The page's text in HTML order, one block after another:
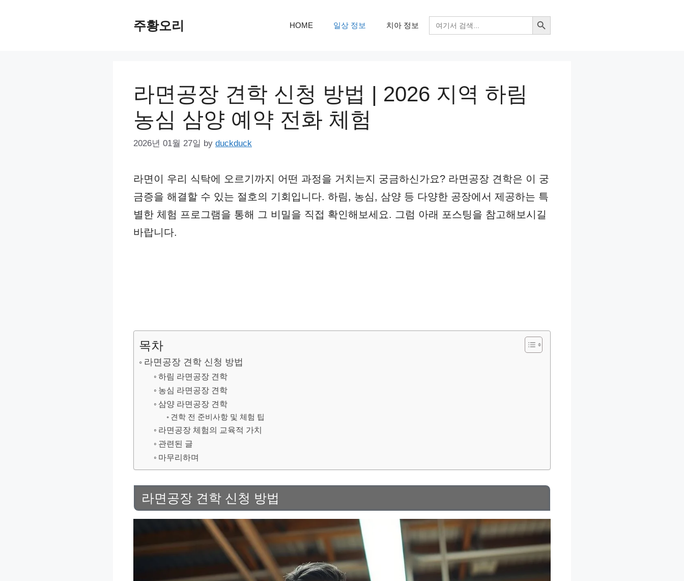
주황오리 HOME 일상 정보 치아 정보
검
색:
검색 버튼
라면공장 견학 신청 방법 | 2026 지역 하림
농심 삼양 예약 전화 체험
2026년 01월 27일 by duckduck
라면이 우리 식탁에 오르기까지 어떤 과정을 거치는지 궁금하신가요? 라면공장 견학은 이 궁
금증을 해결할 수 있는 절호의 기회입니다. 하림, 농심, 삼양 등 다양한 공장에서 제공하는 특
별한 체험 프로그램을 통해 그 비밀을 직접 확인해보세요. 그럼 아래 포스팅을 참고해보시길
바랍니다.
목차
라면공장 견학 신청 방법
하림 라면공장 견학
농심 라면공장 견학
삼양 라면공장 견학
견학 전 준비사항 및 체험 팁
라면공장 체험의 교육적 가치
관련된 글
마무리하며
라면공장 견학 신청 방법